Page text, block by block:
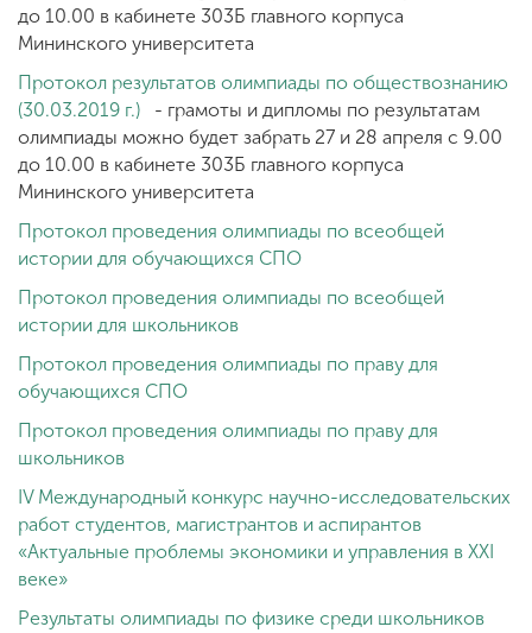
+7 (831) 262-26-20
до 10.00 в кабинете 303Б главного корпуса
Мининского университета
Протокол результатов олимпиады по обществознанию
(30.03.2019 г.)
- грамоты и дипломы по результатам
олимпиады можно будет забрать 27 и 28 апреля с 9.00
до 10.00 в кабинете 303Б главного корпуса
Мининского университета
Протокол проведения олимпиады по всеобщей
истории для обучающихся СПО
Протокол проведения олимпиады по всеобщей
истории для школьников
Протокол проведения олимпиады по праву для
обучающихся СПО
Протокол проведения олимпиады по праву для
школьников
IV Международный конкурс научно-исследовательских
работ студентов, магистрантов и аспирантов
«Актуальные проблемы экономики и управления в XXI
веке»
Результаты олимпиады по физике среди школьников